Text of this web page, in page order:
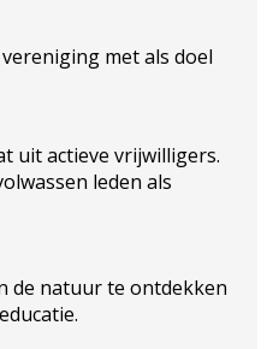
met als doel
uit actieve vrijwilligers.
leden als
de natuur te ontdekken